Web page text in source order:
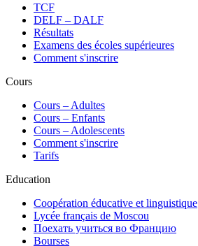
TCF
DELF – DALF
Résultats
Examens des écoles supérieures
Comment s'inscrire
Cours
Сours – Adultes
Cours – Enfants
Cours – Adolescents
Comment s'inscrire
Tarifs
Education
Coopération éducative et linguistique
Lycée français de Moscou
Поехать учиться во Францию
Bourses